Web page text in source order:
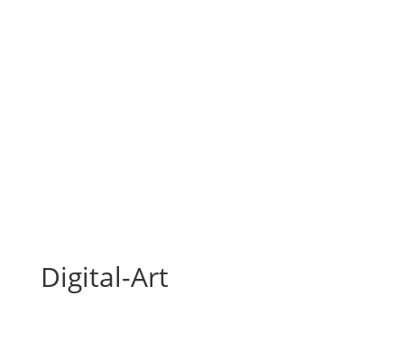
Digital-Art